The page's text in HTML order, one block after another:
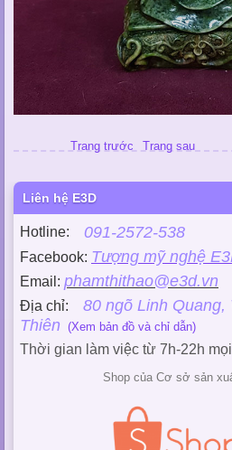
Trang trước Trang sau
Liên hệ E3D
Hotline: 091-2572-538
Facebook: Tượng mỹ nghệ
Email: phamthithao@e3d.vn
Địa chỉ: 80 ngõ Linh
Thiên (Xem bản đồ và chỉ dẫn)
Thời gian làm việc từ 7h-22h
Shop của Cơ sở sản